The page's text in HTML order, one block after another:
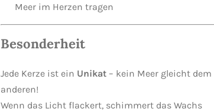
Meer im Herzen tragen
Besonderheit
Jede Kerze ist ein Unikat – kein Meer gleicht dem
anderen!
Wenn das Licht flackert, schimmert das Wachs